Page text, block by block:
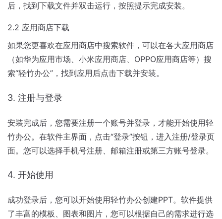
后，找到下载文件并双击运行，按照提示完成安装。
2.2 应用商店下载
如果您更喜欢在应用商店中搜索软件，可以在各大应用商店
（如华为应用市场、小米应用商店、OPPO应用商店等）搜
索“轻竹办公”，找到应用后点击下载并安装。
3. 注册与登录
安装完成后，您需要注册一个账号并登录，才能开始使用轻
竹办公。在软件主界面，点击“登录”按钮，进入注册/登录页
面。您可以选择手机号注册、邮箱注册或第三方账号登录。
4. 开始使用
成功登录后，您可以开始使用轻竹办公创建PPT。软件提供
了丰富的模板、图表和图片，您可以根据自己的需求进行选